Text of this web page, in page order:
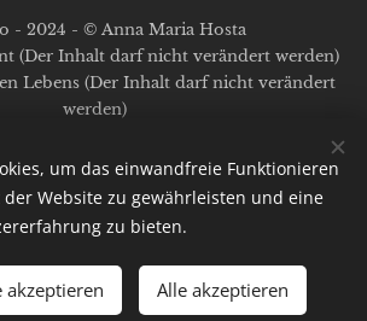
- 2024 - © Anna Maria Hosta
(Der Inhalt darf nicht verändert werden)
Lebens (Der Inhalt darf nicht verändert
werden)
/ Datenschutz
; Pinterest A.M.Hosta
Sprachen
um das einwandfreie Funktionieren
Website zu gewährleisten und eine
zu bieten.
Alle akzeptieren